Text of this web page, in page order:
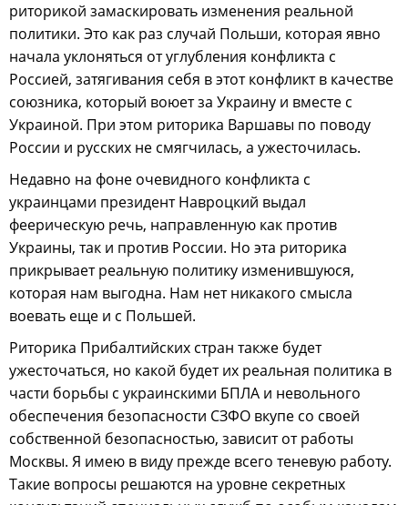
риторикой замаскировать изменения реальной
политики. Это как раз случай Польши, которая явно
начала уклоняться от углубления конфликта с
Россией, затягивания себя в этот конфликт в качестве
союзника, который воюет за Украину и вместе с
Украиной. При этом риторика Варшавы по поводу
России и русских не смягчилась, а ужесточилась.
Недавно на фоне очевидного конфликта с
украинцами президент Навроцкий выдал
феерическую речь, направленную как против
Украины, так и против России. Но эта риторика
прикрывает реальную политику изменившуюся,
которая нам выгодна. Нам нет никакого смысла
воевать еще и с Польшей.
Риторика Прибалтийских стран также будет
ужесточаться, но какой будет их реальная политика в
части борьбы с украинскими БПЛА и невольного
обеспечения безопасности СЗФО вкупе со своей
собственной безопасностью, зависит от работы
Москвы. Я имею в виду прежде всего теневую работу.
Такие вопросы решаются на уровне секретных